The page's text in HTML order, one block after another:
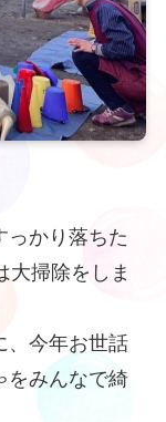
っかり落ちた
大掃除をしま
、今年お世話
をみんなで綺